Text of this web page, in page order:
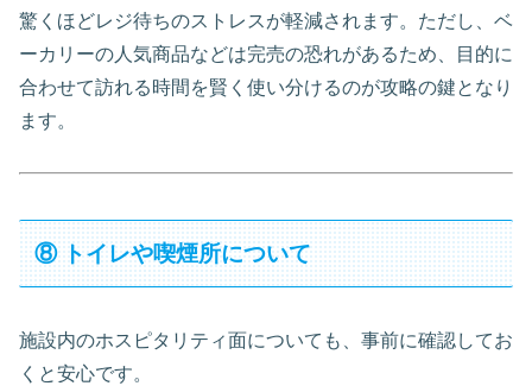
驚くほどレジ待ちのストレスが軽減されます。ただし、ベ
ーカリーの人気商品などは完売の恐れがあるため、目的に
合わせて訪れる時間を賢く使い分けるのが攻略の鍵となり
ます。
⑧ トイレや喫煙所について
施設内のホスピタリティ面についても、事前に確認してお
くと安心です。